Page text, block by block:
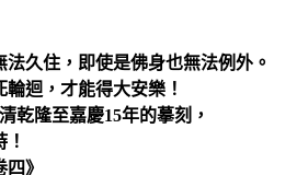
久住，即使是佛身也無法例外。
迴，才能得大安樂！
乾隆至嘉慶15年的摹刻，
》